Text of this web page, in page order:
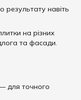
результату навіть
на різних
та фасади.
для точного